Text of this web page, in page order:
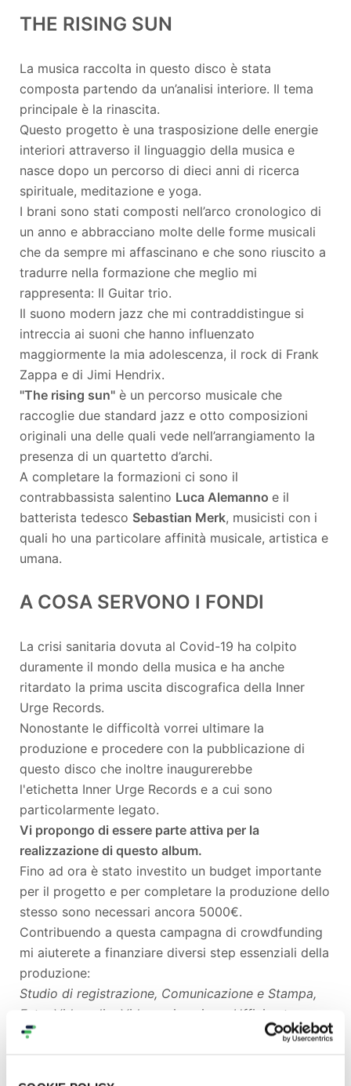
THE RISING SUN
La musica raccolta in questo disco è stata
composta partendo da un’analisi interiore. Il tema
principale è la rinascita.
Questo progetto è una trasposizione delle energie
interiori attraverso il linguaggio della musica e
nasce dopo un percorso di dieci anni di ricerca
spirituale, meditazione e yoga.
I brani sono stati composti nell’arco cronologico di
un anno e abbracciano molte delle forme musicali
che da sempre mi affascinano e che sono riuscito a
tradurre nella formazione che meglio mi
rappresenta: Il Guitar trio.
Il suono modern jazz che mi contraddistingue si
intreccia ai suoni che hanno influenzato
maggiormente la mia adolescenza, il rock di Frank
Zappa e di Jimi Hendrix.
"The rising sun" è un percorso musicale che
raccoglie due standard jazz e otto composizioni
originali una delle quali vede nell’arrangiamento la
presenza di un quartetto d’archi.
A completare la formazioni ci sono il
contrabbassista salentino Luca Alemanno e il
batterista tedesco Sebastian Merk, musicisti con i
quali ho una particolare affinità musicale, artistica e
umana.
A COSA SERVONO I FONDI
La crisi sanitaria dovuta al Covid-19 ha colpito
duramente il mondo della musica e ha anche
ritardato la prima uscita discografica della Inner
Urge Records.
Nonostante le difficoltà vorrei ultimare la
produzione e procedere con la pubblicazione di
questo disco che inoltre inaugurerebbe
l'etichetta Inner Urge Records e a cui sono
particolarmente legato.
Vi propongo di essere parte attiva per la
realizzazione di questo album.
Fino ad ora è stato investito un budget importante
per il progetto e per completare la produzione dello
stesso sono necessari ancora 5000€.
Contribuendo a questa campagna di crowdfunding
mi aiuterete a finanziare diversi step essenziali della
produzione:
Studio di registrazione, Comunicazione e Stampa,
Foto, Video clip, Video animazione, Ufficio stampa,
Pr & Media